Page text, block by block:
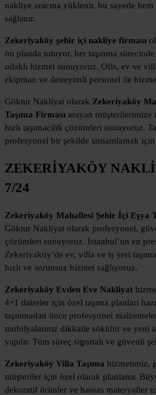
nakliye aracına yüklenir, bu sayede
sağlanır.
Zekeriyaköy şehir içi nakliye firması
ön planda tutuyor, her taşınma
odaklı hizmet sunuyoruz. Ofis, ev ve
ekipman ve deneyimli personel ile
Göktur Nakliyat olarak Zekeriyaköy
Taşıma Firması arayan
hızlı taşımacılık çözümleri sunuyoruz.
profesyonel bir şekilde tamamlamak için
ZEKERİYAKÖY
7/24
Zekeriyaköy Mahallesi Şehir İçi Eşya
Göktur Nakliyat olarak profesyonel,
çözümleri sunuyoruz. İstanbul’un en
Zekeriyaköy’de ev, villa ve iş yeri
hızlı ve sorunsuz hizmet sağlıyoruz.
Zekeriyaköy Evden Eve Nakliyat
4+1 daireler için özel taşıma planları
taşınmadan önce profesyonel
mobilyalarınız dikkatle sökülür ve yeni
yapılır. Tüm süreç sigortalı ve güvenli
Zekeriyaköy Villa Taşıma hizmetimiz,
müşteriler için özel olarak planlanır.
dekoratif ürünler ve hassas materyaller